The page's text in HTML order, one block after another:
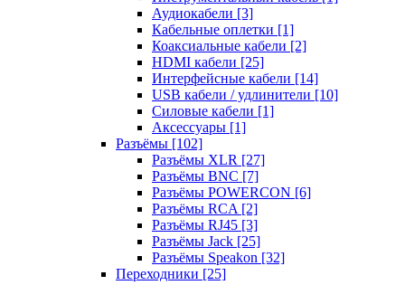
Аудиокабели [3]
Кабельные оплетки [1]
Коаксиальные кабели [2]
HDMI кабели [25]
Интерфейсные кабели [14]
USB кабели / удлинители [10]
Силовые кабели [1]
Аксессуары [1]
Разъёмы [102]
Разъёмы XLR [27]
Разъёмы BNC [7]
Разъёмы POWERCON [6]
Разъёмы RCA [2]
Разъёмы RJ45 [3]
Разъёмы Jack [25]
Разъёмы Speakon [32]
Переходники [25]